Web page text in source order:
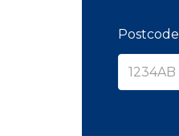
Postcode